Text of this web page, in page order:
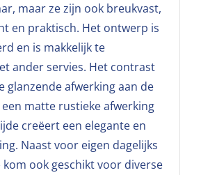
maar ze zijn ook breukvast,
en praktisch. Het ontwerp is
en is makkelijk te
ander servies. Het contrast
glanzende afwerking aan de
matte rustieke afwerking
creëert een elegante en
Naast voor eigen dagelijks
kom ook geschikt voor diverse